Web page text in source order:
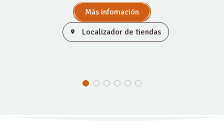
Más infomación
Localizador de tiendas